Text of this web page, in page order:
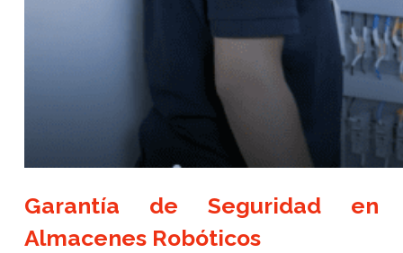
Garantía de Seguridad en
Almacenes Robóticos